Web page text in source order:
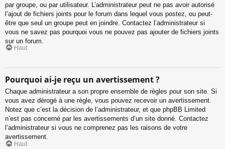
par groupe, ou par utilisateur. L’administrateur peut ne pas avoir autorisé
l’ajout de fichiers joints pour le forum dans lequel vous postez, ou peut-
être que seul un groupe peut en joindre. Contactez l’administrateur si
vous ne savez pas pourquoi vous ne pouvez pas ajouter de fichiers joints
sur un forum.
Haut
Pourquoi ai-je reçu un avertissement ?
Chaque administrateur a son propre ensemble de règles pour son site. Si
vous avez dérogé à une règle, vous pouvez recevoir un avertissement.
Notez que c’est la décision de l’administrateur, et que phpBB Limited
n’est pas concerné par les avertissements d’un site donné. Contactez
l’administrateur si vous ne comprenez pas les raisons de votre
avertissement.
Haut